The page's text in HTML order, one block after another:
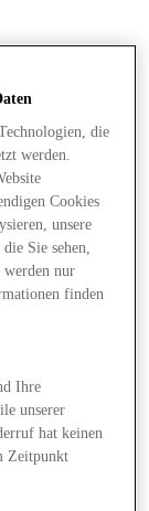
die
werden.
Cookies
unsere
Sie sehen,
werden nur
finden
Ihre
unserer
hat keinen
Zeitpunkt